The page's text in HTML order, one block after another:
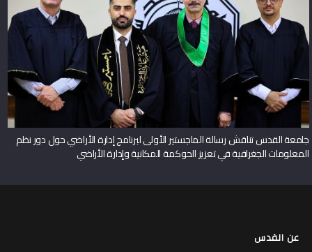
جامعة القدس تناقش رسالة الماجستير الأولى لبرنامج إدارة الأراضي حول دور نظم
المعلومات الجغرافية في تعزيز الحوكمة المكانية وإدارة الأراضي
عن القدس